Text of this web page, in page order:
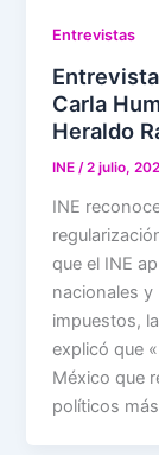
Entrevistas
Carla
Heraldo
INE /2 julio,
INE
que el INE
nacionales
impuestos,
explicó que
México que
políticos